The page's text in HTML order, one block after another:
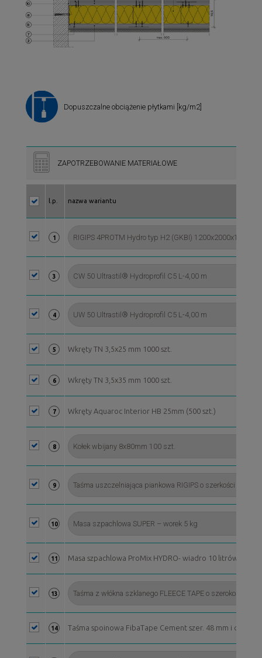
Dopuszczalne obciążenie płytkami [kg/m2]
ZAPOTRZEBOWANIE MATERIAŁOWE
l.p. nazwa wariantu
1
3
4
5 Wkręty TN 3,5x25 mm 1000 szt.
6 Wkręty TN 3,5x35 mm 1000 szt.
7 Wkręty Aquaroc Interior HB 25mm (500 szt.)
8
9
10
11 Masa szpachlowa ProMix HYDRO- wiadro 10 litrów*
13
14 Taśma spoinowa FibaTape Cement szer. 48 mm i dł. L =